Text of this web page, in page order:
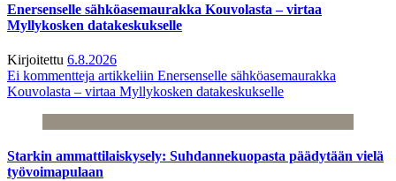
Enersenselle sähköasemaurakka Kouvolasta – virtaa
Myllykosken datakeskukselle
Kirjoitettu 6.8.2026
Ei kommentteja artikkeliin Enersenselle sähköasemaurakka
Kouvolasta – virtaa Myllykosken datakeskukselle
Starkin ammattilaiskysely: Suhdannekuopasta päädytään vielä
työvoimapulaan